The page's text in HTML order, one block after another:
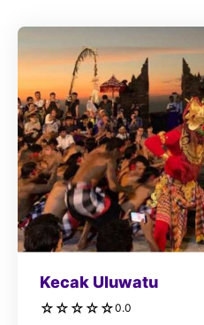
Kecak Uluwatu
☆ ☆ ☆ ☆ ☆0.0